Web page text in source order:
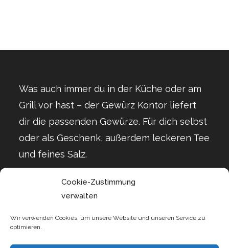
Cookie-Zustimmung
verwalten
Wir verwenden Cookies, um unsere Website und unseren Service zu
optimieren.
Was auch immer du in der Küche oder am
Grill vor hast – der Gewürz Kontor liefert
dir die passenden Gewürze. Für dich selbst
oder als Geschenk, außerdem leckeren Tee
und feines Salz.